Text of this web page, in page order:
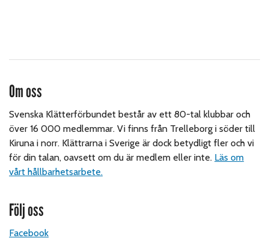
Om oss
Svenska Klätterförbundet består av ett 80-tal klubbar och
över 16 000 medlemmar. Vi finns från Trelleborg i söder till
Kiruna i norr. Klättrarna i Sverige är dock betydligt fler och vi
för din talan, oavsett om du är medlem eller inte. Läs om
vårt hållbarhetsarbete.
Följ oss
Facebook